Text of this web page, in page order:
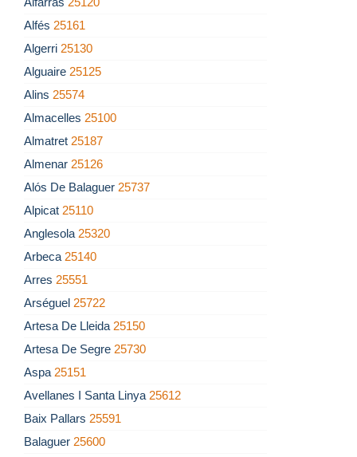
Alfés 25161
Algerri 25130
Alguaire 25125
Alins 25574
Almacelles 25100
Almatret 25187
Almenar 25126
Alós De Balaguer 25737
Alpicat 25110
Anglesola 25320
Arbeca 25140
Arres 25551
Arséguel 25722
Artesa De Lleida 25150
Artesa De Segre 25730
Aspa 25151
Avellanes I Santa Linya 25612
Baix Pallars 25591
Balaguer 25600